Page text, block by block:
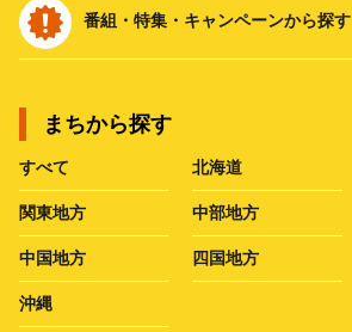
番組・特集・キャンペーンから探す
まちから探す
すべて 北海道
関東地方 中部地方
中国地方 四国地方
沖縄